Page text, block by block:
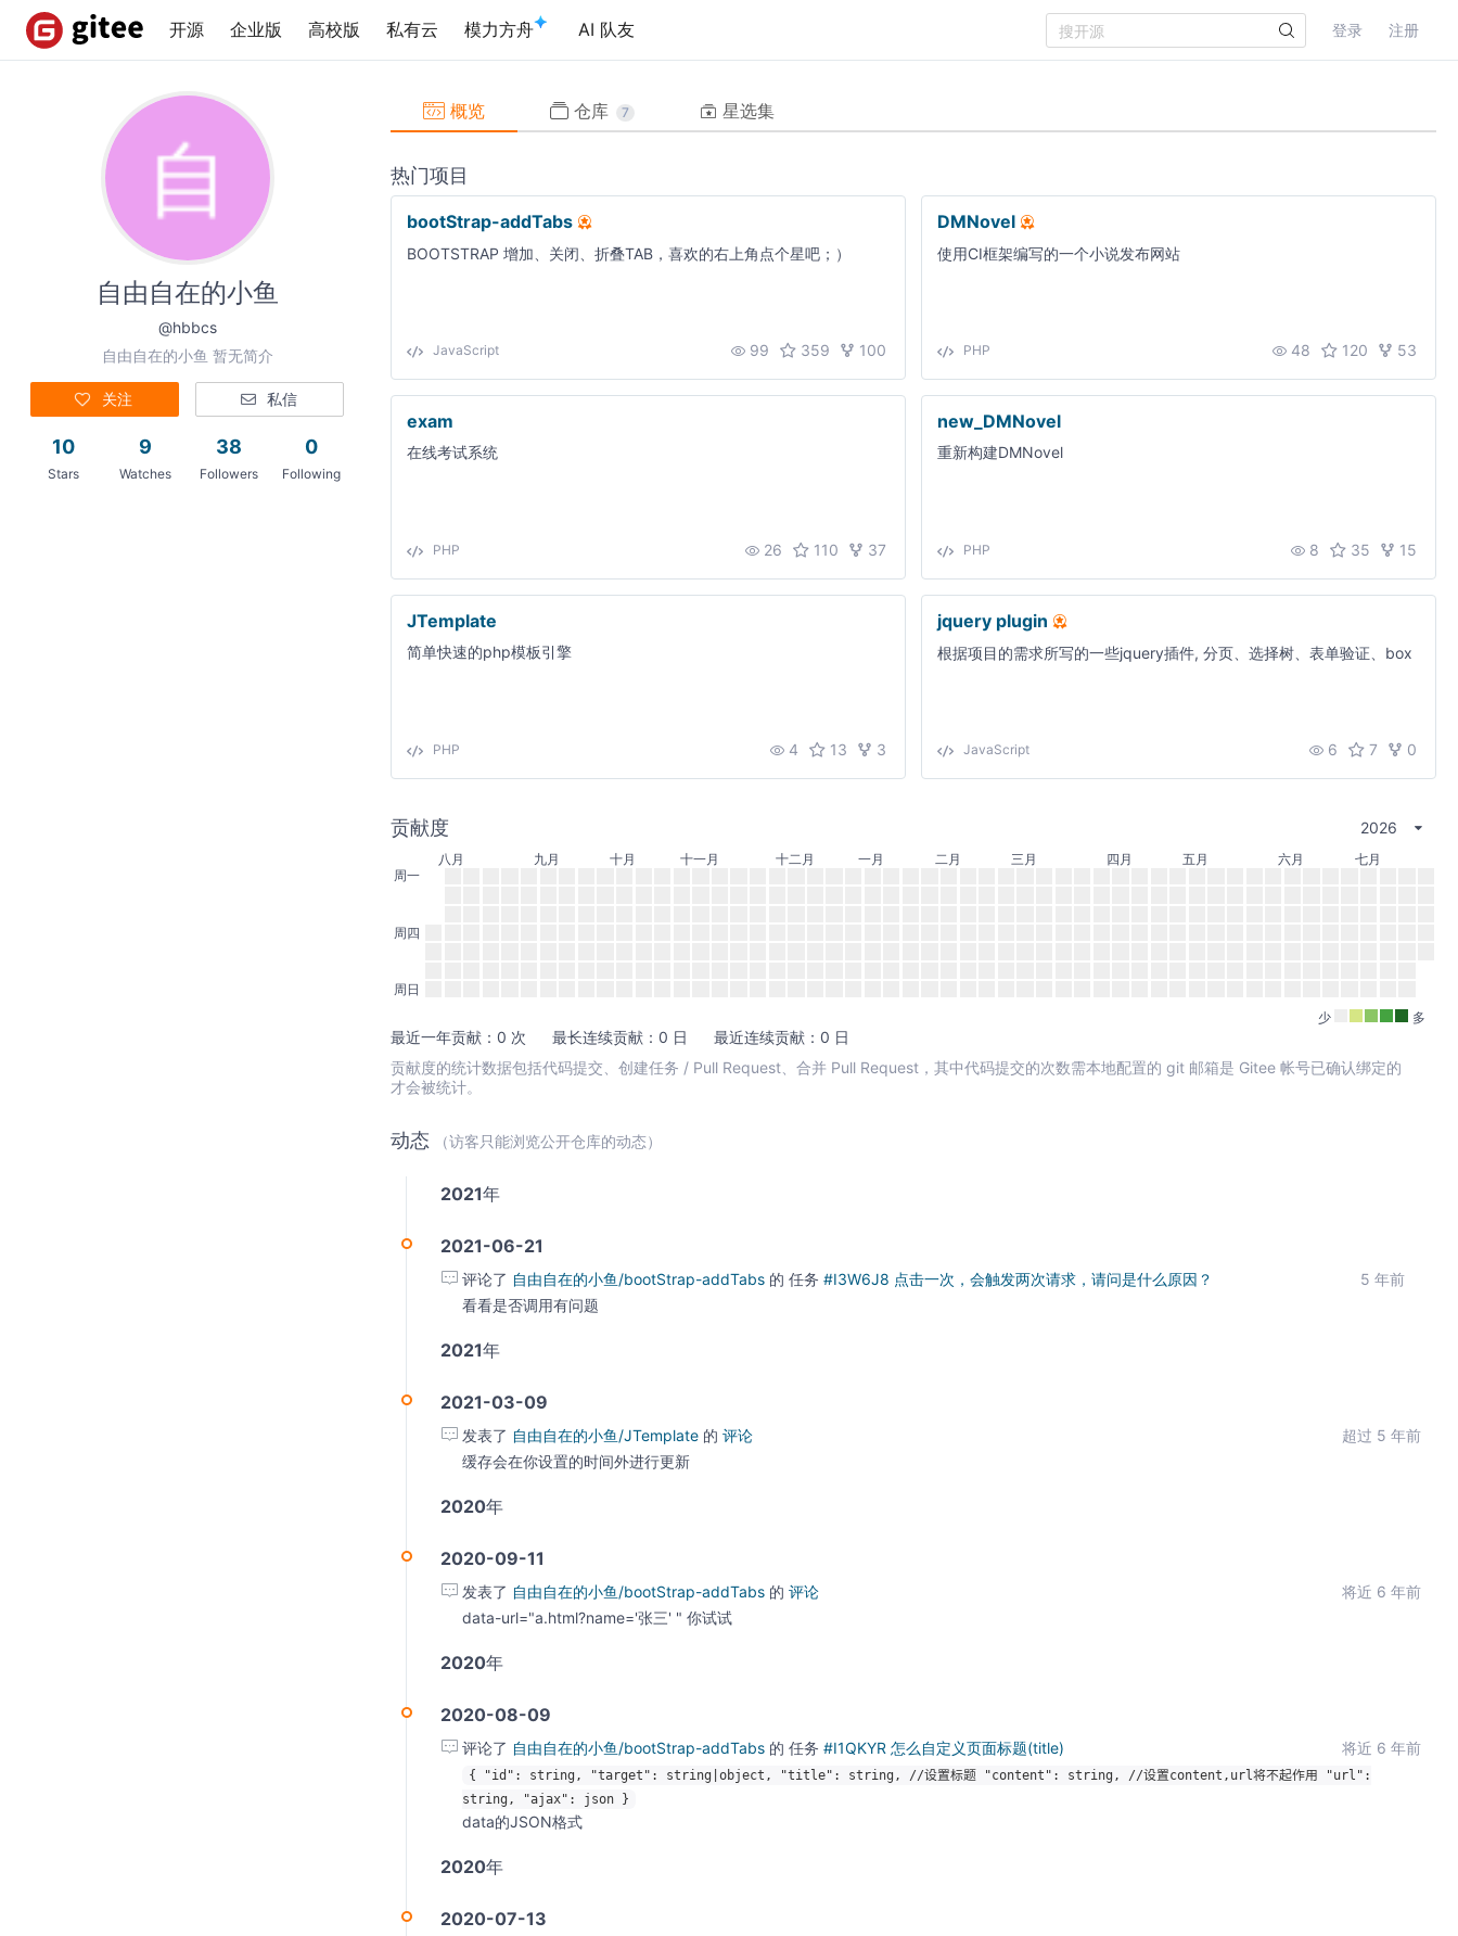
开源 企业版 高校版 私有云 模力方舟 AI 队友 登录 注册
自由自在的小鱼
@hbbcs
自由自在的小鱼 暂无简介
关注 私信
10
Stars
9
Watches
38
Followers
0
Following
概览 仓库 7 星选集
热门项目
bootStrap-addTabs
BOOTSTRAP 增加、关闭、折叠TAB，喜欢的右上角点个星吧；）
JavaScript 99 359 100
DMNovel
使用CI框架编写的一个小说发布网站
PHP 48 120 53
exam
在线考试系统
PHP 26 110 37
new_DMNovel
重新构建DMNovel
PHP 8 35 15
JTemplate
简单快速的php模板引擎
PHP 4 13 3
jquery plugin
根据项目的需求所写的一些jquery插件, 分页、选择树、表单验证、box
JavaScript 6 7 0
贡献度 2026
周一
周四
周日
八月 九月 十月 十一月 十二月 一月 二月 三月 四月 五月 六月 七月
少 多
最近一年贡献：0 次 最长连续贡献：0 日
最近连续贡献：0 日
贡献度的统计数据包括代码提交、创建任务 / Pull Request、合并 Pull Request，其中代码提交的次数需本地配置的 git 邮箱是 Gitee 帐号已确认绑定的
才会被统计。
动态 （访客只能浏览公开仓库的动态）
2021年
2021-06-21
评论了 自由自在的小鱼/bootStrap-addTabs 的任务#I3W6J8 点击一次，会触发两次请求，请问是什么原因？
5 年前
看看是否调用有问题
2021年
2021-03-09
发表了 自由自在的小鱼/JTemplate 的评论
超过 5 年前
缓存会在你设置的时间外进行更新
2020年
2020-09-11
发表了 自由自在的小鱼/bootStrap-addTabs 的评论
将近 6 年前
data-url="a.html?name='张三' " 你试试
2020年
2020-08-09
评论了 自由自在的小鱼/bootStrap-addTabs 的任务#I1QKYR 怎么自定义页面标题(title) 将近 6 年前
{ "id": string, "target": string|object, "title": string, //设置标题 "content": string, //设置content,url将不起作用 "url":
string, "ajax": json }
data的JSON格式
2020年
2020-07-13